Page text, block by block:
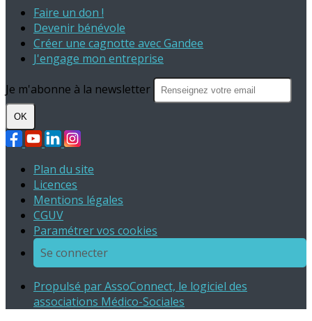
Faire un don !
Devenir bénévole
Créer une cagnotte avec Gandee
J'engage mon entreprise
Je m'abonne à la newsletter
OK
Plan du site
Licences
Mentions légales
CGUV
Paramétrer vos cookies
Se connecter
Propulsé par AssoConnect, le logiciel des
associations Médico-Sociales